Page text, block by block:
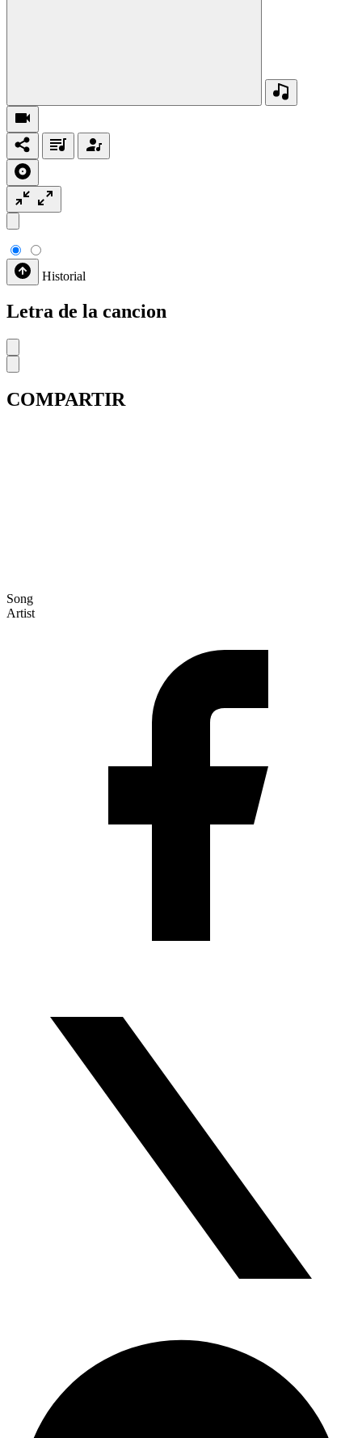
Historial
Letra de la cancion
COMPARTIR
Song
Artist